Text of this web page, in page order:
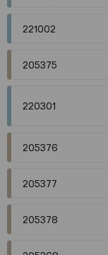
221002
205375
220301
205376
205377
205378